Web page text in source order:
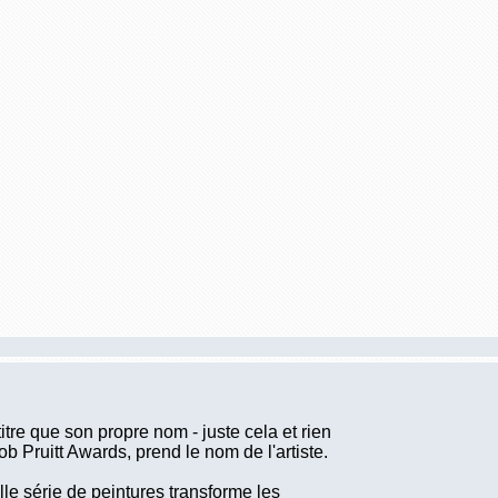
que son propre nom - juste cela et rien
Pruitt Awards, prend le nom de l'artiste.
série de peintures transforme les